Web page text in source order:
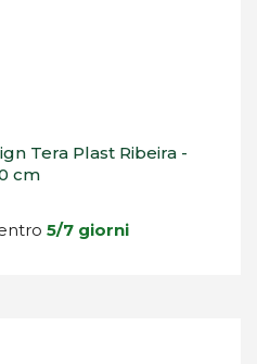
Tera Plast Ribeira -
cm
5/7 giorni